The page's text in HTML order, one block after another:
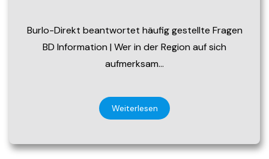
Burlo-Direkt beantwortet häufig gestellte Fragen
BD Information | Wer in der Region auf sich
aufmerksam…
Weiterlesen